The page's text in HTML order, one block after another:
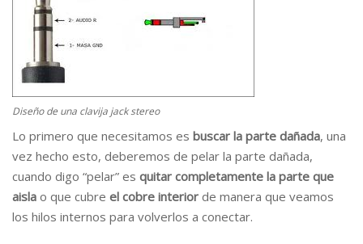
Diseño de una clavija jack stereo
Lo primero que necesitamos es buscar la parte dañada, una
vez hecho esto, deberemos de pelar la parte dañada,
cuando digo “pelar” es quitar completamente la parte que
aisla o que cubre el cobre interior de manera que veamos
los hilos internos para volverlos a conectar.